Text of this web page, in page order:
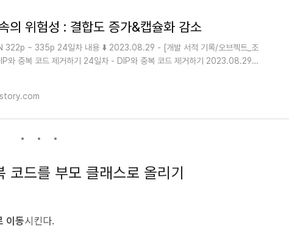
의 위험성 : 결합도 증가&캡슐화 감소
~ 335p 24일차 내용 ⬇️ 2023.08.29 - [개발 서적 기록/오브젝트_조
와 중복 코드 제거하기 24일차 - DIP와 중복 코드 제거하기 2023.08.29
코드를 부모 클래스로 올리기
이동시킨다.